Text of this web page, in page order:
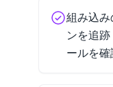
組み込
ンを追
ールを確